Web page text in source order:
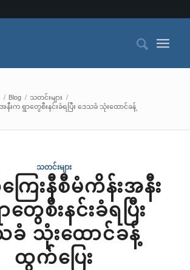
/ Blog / သတင်းများ /
းက ရွာတွေစီးနင်းခံရပြီး ဒေသခံ သုံးထောင်ခန့်
သတင်းများ
ေးနီစီမံကိန်းအနီး
ေစီးနင်းခံရပြီး
ခံ သုံးထောင်ခန့်
ထွက်ပြေး